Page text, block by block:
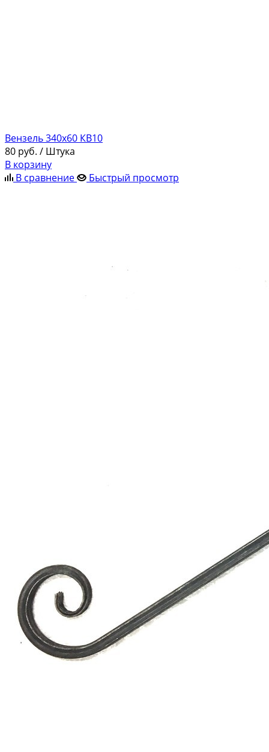
Вензель 340х60 КВ10
80 руб. / Штука
В корзину
В сравнение
Быстрый просмотр